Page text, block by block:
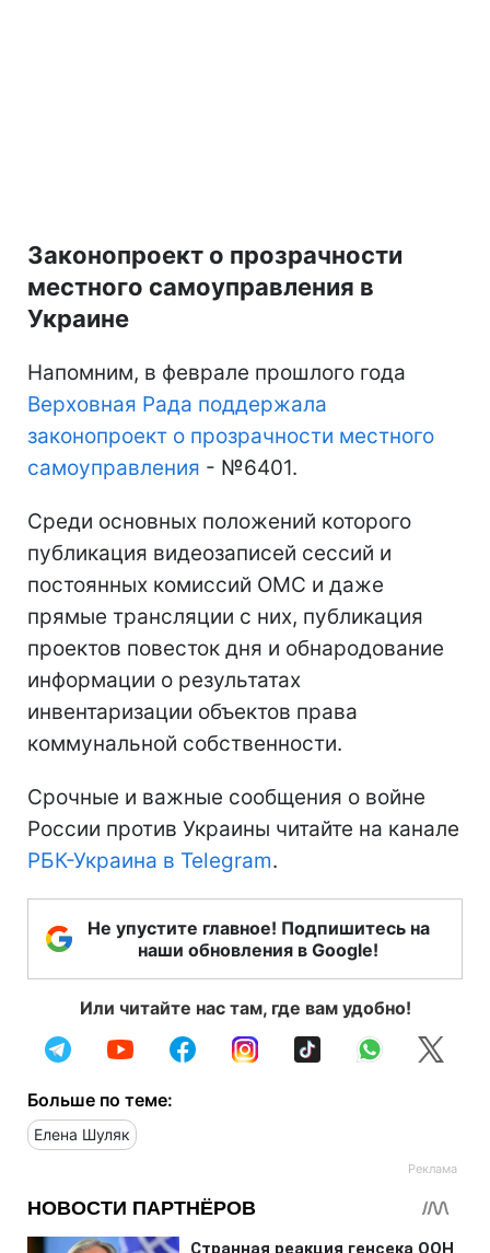
Законопроект о прозрачности
местного самоуправления в
Украине
Напомним, в феврале прошлого года
Верховная Рада поддержала
законопроект о прозрачности местного
самоуправления - №6401.
Среди основных положений которого
публикация видеозаписей сессий и
постоянных комиссий ОМС и даже
прямые трансляции с них, публикация
проектов повесток дня и обнародование
информации о результатах
инвентаризации объектов права
коммунальной собственности.
Срочные и важные сообщения о войне
России против Украины читайте на канале
РБК-Украина в Telegram.
Не упустите главное! Подпишитесь на
наши обновления в Google!
Или читайте нас там, где вам удобно!
Больше по теме:
Елена Шуляк